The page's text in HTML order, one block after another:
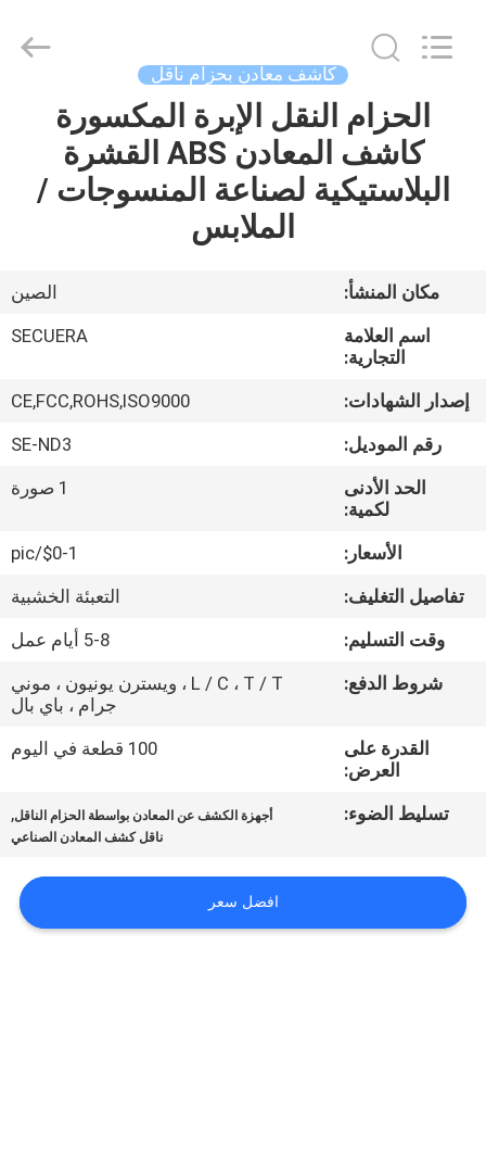
مسكن
منتجات
في
المعمل
مراقبة
الجودة
اتصل
اقتباس
خريطة
PRIVACY
CO.,LTD.
كاشف معادن بحزام ناقل
الحزام النقل الإبرة المكسورة
كاشف المعادن ABS القشرة
البلاستيكية لصناعة المنسوجات /
الملابس
مكان المنشأ:
الصين
اسم العلامة
التجارية:
SECUERA
إصدار الشهادات:
CE,FCC,ROHS,ISO9000
رقم الموديل:
SE-ND3
الحد الأدنى
لكمية:
1 صورة
الأسعار:
$0-1/pic
تفاصيل التغليف:
التعبئة الخشبية
وقت التسليم:
5-8 أيام عمل
شروط الدفع:
L / C ، T / T ، ويسترن يونيون ، موني
جرام ، باي بال
القدرة على
العرض:
100 قطعة في اليوم
تسليط الضوء: أجهزة الكشف عن المعادن بواسطة الحزام الناقل,
ناقل كشف المعادن الصناعي
افضل سعر